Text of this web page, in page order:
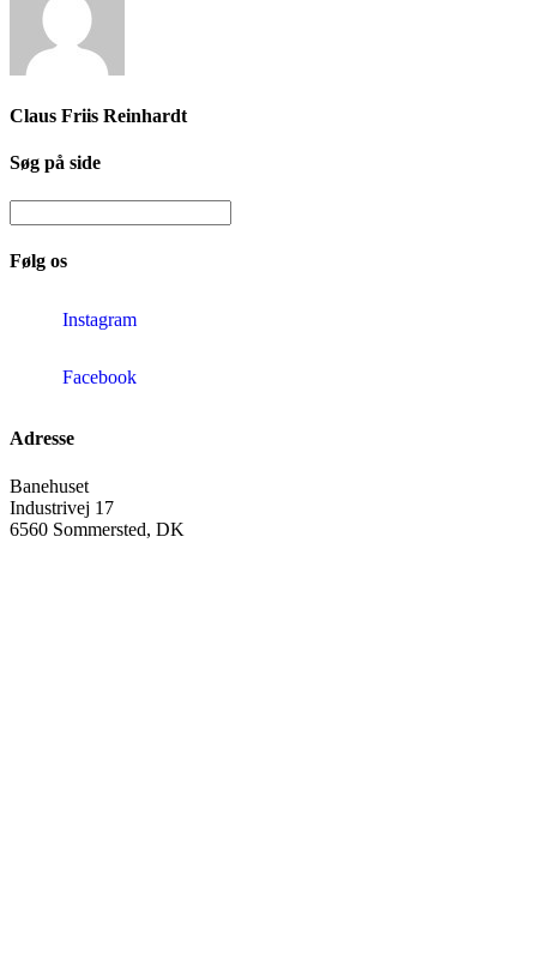
Claus Friis Reinhardt
Søg på side
Følg os
Instagram
Facebook
Adresse
Banehuset
Industrivej 17
6560 Sommersted, DK